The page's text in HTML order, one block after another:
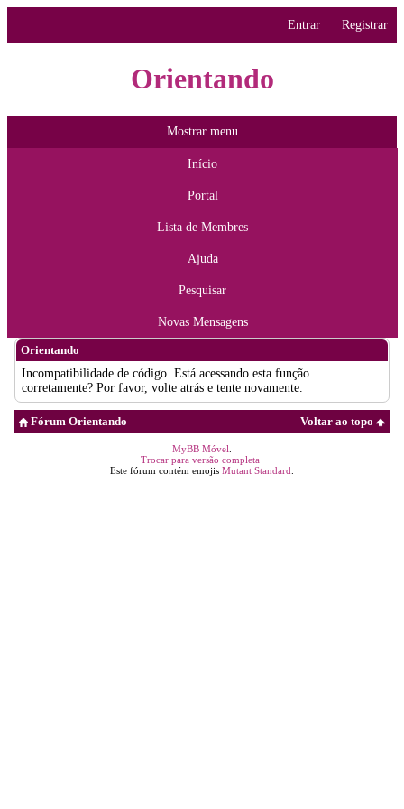
Entrar Registrar
Orientando
Mostrar menu
Início
Portal
Lista de Membres
Ajuda
Pesquisar
Novas Mensagens
Orientando
Incompatibilidade de código. Está acessando esta função
corretamente? Por favor, volte atrás e tente novamente.
Voltar ao topo
Fórum Orientando
MyBB Móvel
Trocar para versão completa
Este fórum contém emojis Mutant Standard